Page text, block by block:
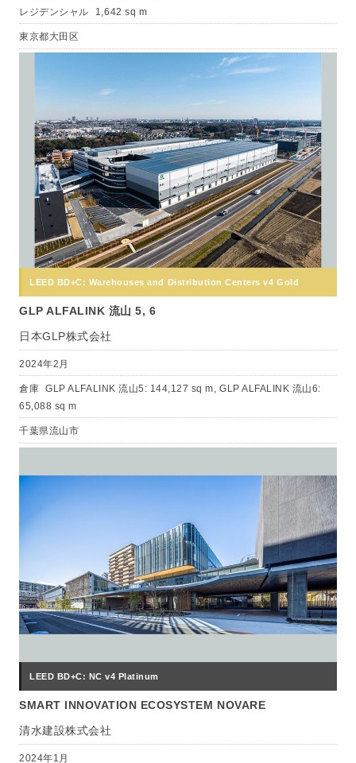
レジデンシャル 1,642 sq m
東京都大田区
LEED BD+C: Warehouses and Distribution Centers v4 Gold
GLP ALFALINK 流山 5, 6
日本GLP株式会社
2024年2月
倉庫 GLP ALFALINK 流山5: 144,127 sq m, GLP ALFALINK 流山6:
65,088 sq m
千葉県流山市
LEED BD+C: NC v4 Platinum
SMART INNOVATION ECOSYSTEM NOVARE
清水建設株式会社
2024年1月